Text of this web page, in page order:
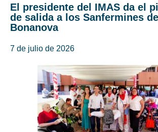
El presidente del IMAS da el
de salida a los Sanfermines
Bonanova
7 de julio de 2026